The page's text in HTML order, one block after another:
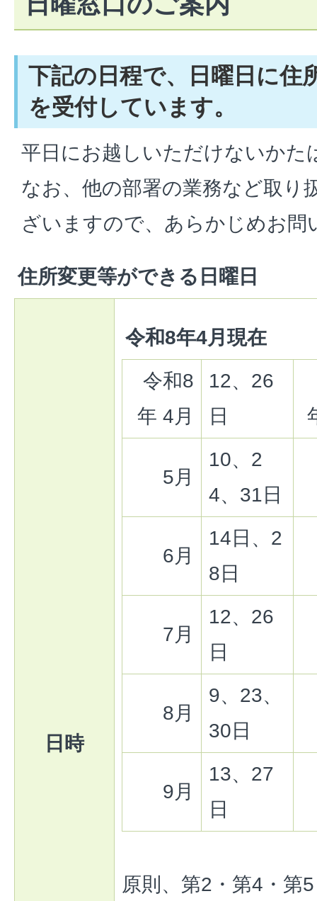
下記の日程で、日曜日に住
を受付しています。
平日にお越しいただけないかた
なお、他の部署の業務など取り
ざいますので、あらかじめお問
住所変更等ができる日曜日
日時
令和8年4月現在
令和8
年 4月
12、26
日
5月
10、2
4、31日
6月
14日、2
8日
7月
12、26
日
8月
9、23、
30日
9月
13、27
日
原則、第2・第4・第